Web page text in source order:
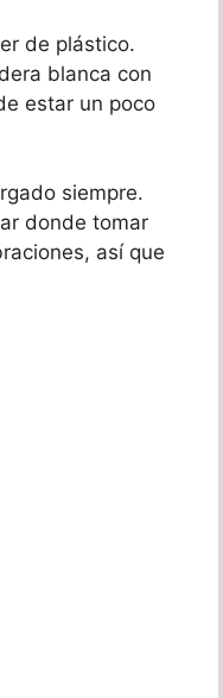
de plástico.
blanca con
estar un poco
siempre.
donde tomar
así que